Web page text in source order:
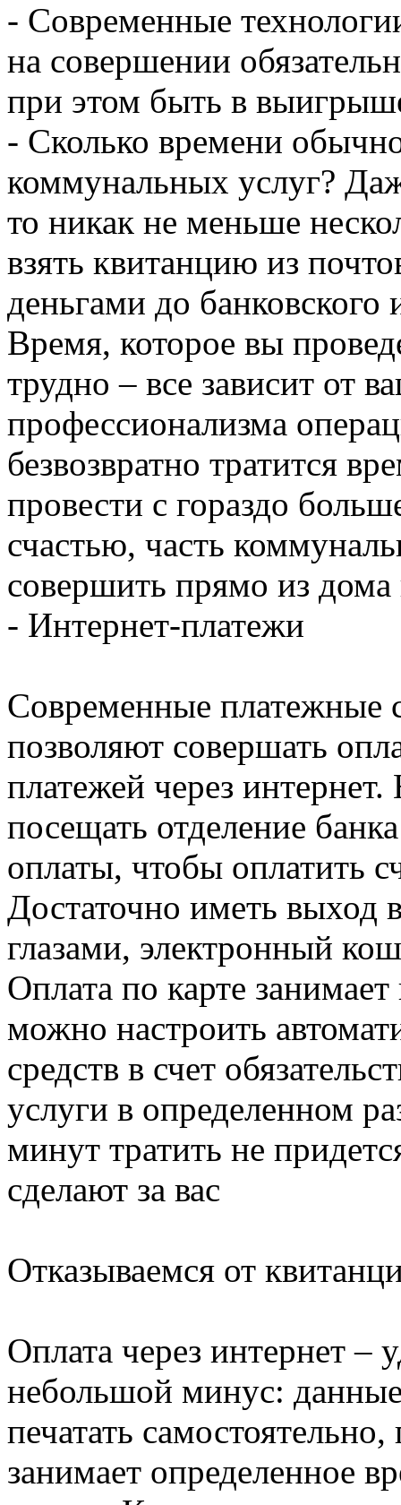
- Современные
на совершении
при этом быть в
- Сколько времени
коммунальных услуг?
то никак не меньше
взять квитанцию из
деньгами до банковского
Время, которое вы
трудно – все зависит от
профессионализма
безвозвратно тратится
провести с гораздо
счастью, часть
совершить прямо из
- Интернет-платежи
Современные платежные
позволяют совершать
платежей через
посещать отделение
оплаты, чтобы оплатить
Достаточно иметь выход
глазами, электронный
Оплата по карте
можно настроить
средств в счет
услуги в определенном
минут тратить не
сделают за вас
Отказываемся от
Оплата через интернет –
небольшой минус:
печатать
занимает определенное